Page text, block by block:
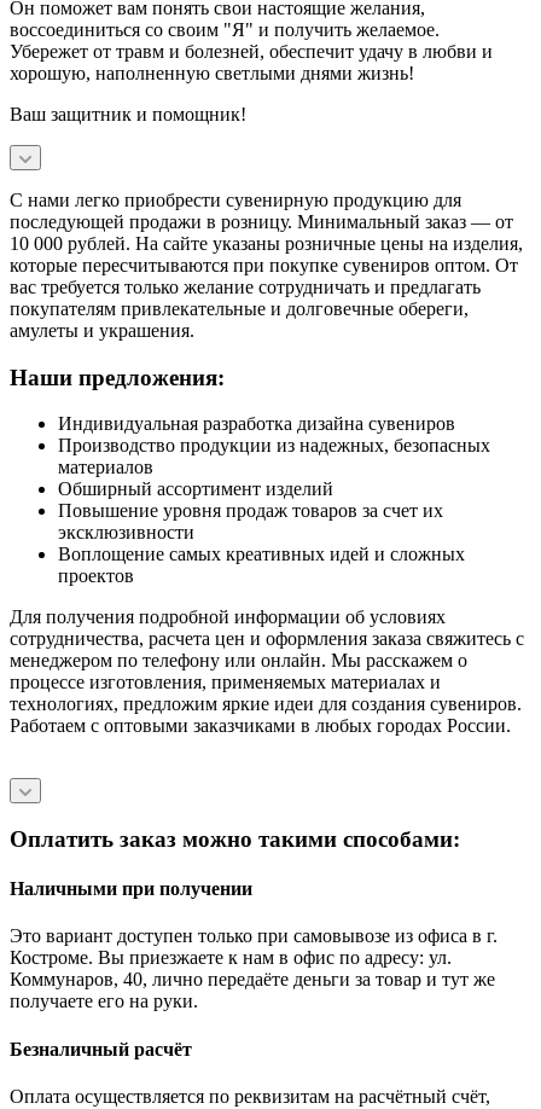
Он поможет вам понять свои настоящие желания,
воссоединиться со своим "Я" и получить желаемое.
Убережет от травм и болезней, обеспечит удачу в любви и
хорошую, наполненную светлыми днями жизнь!
Ваш защитник и помощник!
С нами легко приобрести сувенирную продукцию для
последующей продажи в розницу. Минимальный заказ — от
10 000 рублей. На сайте указаны розничные цены на изделия,
которые пересчитываются при покупке сувениров оптом. От
вас требуется только желание сотрудничать и предлагать
покупателям привлекательные и долговечные обереги,
амулеты и украшения.
Наши предложения:
Индивидуальная разработка дизайна сувениров
Производство продукции из надежных, безопасных
материалов
Обширный ассортимент изделий
Повышение уровня продаж товаров за счет их
эксклюзивности
Воплощение самых креативных идей и сложных
проектов
Для получения подробной информации об условиях
сотрудничества, расчета цен и оформления заказа свяжитесь с
менеджером по телефону или онлайн. Мы расскажем о
процессе изготовления, применяемых материалах и
технологиях, предложим яркие идеи для создания сувениров.
Работаем с оптовыми заказчиками в любых городах России.
Оплатить заказ можно такими способами:
Наличными при получении
Это вариант доступен только при самовывозе из офиса в г.
Костроме. Вы приезжаете к нам в офис по адресу: ул.
Коммунаров, 40, лично передаёте деньги за товар и тут же
получаете его на руки.
Безналичный расчёт
Оплата осуществляется по реквизитам на расчётный счёт,